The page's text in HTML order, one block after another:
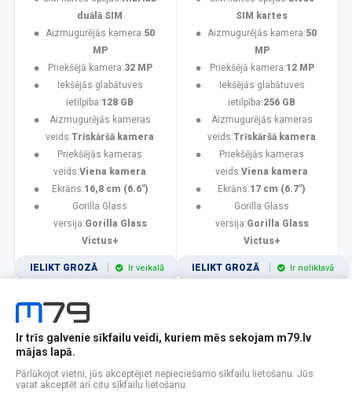
duālā SIM
Aizmugurējās kamera:50
MP
Priekšējā kamera:32 MP
Iekšējās glabātuves
ietilpība:128 GB
Aizmugurējās kameras
veids:Trīskāršā kamera
Priekšējās kameras
veids:Viena kamera
Ekrāns:16,8 cm (6.6")
Gorilla Glass
versija:Gorilla Glass
Victus+
IELIKT GROZĀ Ir veikalā
SIM kartes
Aizmugurējās kamera:50
MP
Priekšējā kamera:12 MP
Iekšējās glabātuves
ietilpība:256 GB
Aizmugurējās kameras
veids:Trīskāršā kamera
Priekšējās kameras
veids:Viena kamera
Ekrāns:17 cm (6.7")
Gorilla Glass
versija:Gorilla Glass
Victus+
IELIKT GROZĀ Ir noliktavā
1 2 3 4 5 6 7 8 9 10 11
Popularitātes Rādīt 12
Ir trīs galvenie sīkfailu veidi, kuriem mēs sekojam m79.lv
mājas lapā.
Pārlūkojot vietni, jūs akceptējiet nepieciešamo sīkfailu lietošanu. Jūs
varat akceptēt arī citu sīkfailu lietošanu.